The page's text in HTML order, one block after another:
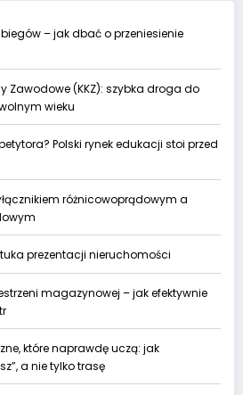
– jak dbać o przeniesienie
Zawodowe (KKZ): szybka droga do
wieku
Polski rynek edukacji stoi przed
różnicowoprądowym a
prezentacji nieruchomości
magazynowej – jak efektywnie
które naprawdę uczą: jak
a nie tylko trasę